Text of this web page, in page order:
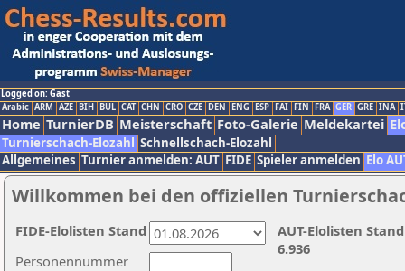
Logged on: Gast
Arabic ARM AZE BIH BUL CAT CHN CRO CZE DEN ENG ESP FAI FIN FRA GER GRE INA
Home TurnierDB Meisterschaft Foto-Galerie Meldekartei
Turnierschach-Elozahl Schnellschach-Elozahl
Allgemeines Turnier anmelden: AUT FIDE Spieler anmelden Elo
Willkommen bei den offiziellen
Personennummer
AUT-Elolisten
6.936
FIDE-Elolisten Stand